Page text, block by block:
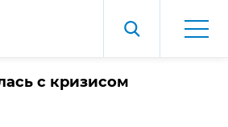
с кризисом